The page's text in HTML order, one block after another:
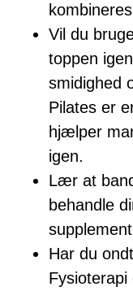
Vil du
toppen
smidighed
Pilates er
hjælper
igen.
Lær at
behandle
Har du